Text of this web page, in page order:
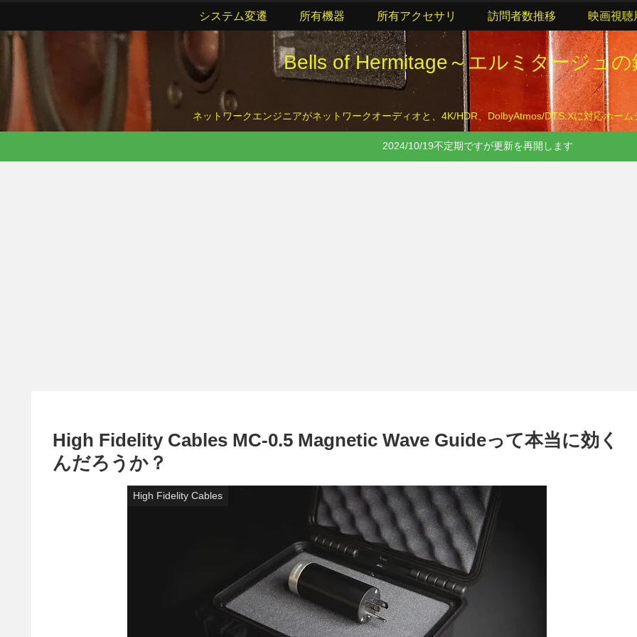
Bells of Hermitage～エルミタージュの
ネットワークエンジニアがネットワークオーディオと、4K/HDR、DolbyAtmos/DTS:Xに対応ホーム
システム変遷 所有機器 所有アクセサリ 訪問者数推移 映画視聴
2024/10/19不定期ですが更新を再開します
High Fidelity Cables MC-0.5 Magnetic Wave Guideって本当に効く
んだろうか？
High Fidelity Cables